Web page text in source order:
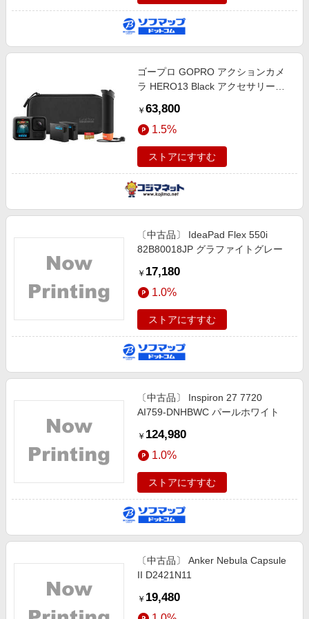
ゴープロ GOPRO アクションカメ
ラ HERO13 Black アクセサリーバ
￥ 63,800
1.5%
ストアにすすむ
〔中古品〕 IdeaPad Flex 550i
82B80018JP グラファイトグレー
￥ 17,180
1.0%
ストアにすすむ
〔中古品〕 Inspiron 27 7720
AI759-DNHBWC パールホワイト
￥ 124,980
1.0%
ストアにすすむ
〔中古品〕 Anker Nebula Capsule
II D2421N11
￥ 19,480